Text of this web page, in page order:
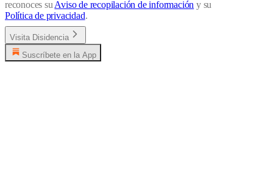
reconoces suAviso de recopilación de información y su
Política de privacidad.
Visita Disidencia
Suscríbete en la App